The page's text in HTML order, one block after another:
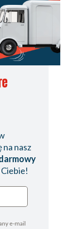
na nasz
Ciebie!
e-mail